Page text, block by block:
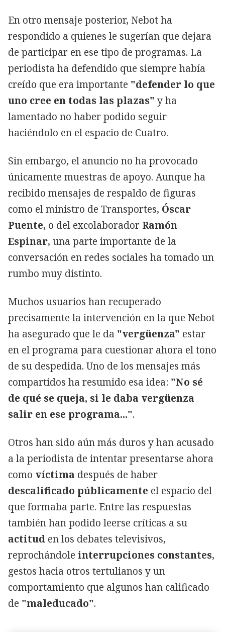
En otro mensaje posterior, Nebot ha
respondido a quienes le sugerían que dejara
de participar en ese tipo de programas. La
periodista ha defendido que siempre había
creído que era importante "defender lo que
uno cree en todas las plazas" y ha
lamentado no haber podido seguir
haciéndolo en el espacio de Cuatro.
Sin embargo, el anuncio no ha provocado
únicamente muestras de apoyo. Aunque ha
recibido mensajes de respaldo de figuras
como el ministro de Transportes, Óscar
Puente, o del excolaborador Ramón
Espinar, una parte importante de la
conversación en redes sociales ha tomado un
rumbo muy distinto.
Muchos usuarios han recuperado
precisamente la intervención en la que Nebot
ha asegurado que le da "vergüenza" estar
en el programa para cuestionar ahora el tono
de su despedida. Uno de los mensajes más
compartidos ha resumido esa idea: "No sé
de qué se queja, si le daba vergüenza
salir en ese programa...".
Otros han sido aún más duros y han acusado
a la periodista de intentar presentarse ahora
como víctima después de haber
descalificado públicamente el espacio del
que formaba parte. Entre las respuestas
también han podido leerse críticas a su
actitud en los debates televisivos,
reprochándole interrupciones constantes,
gestos hacia otros tertulianos y un
comportamiento que algunos han calificado
de "maleducado".